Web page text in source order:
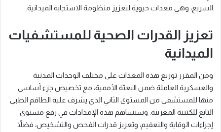
السريع، وهي معدات حيوية لتعزيز منظومة الاستجابة الميدانية.
تعزيز القدرات الصحية للمستشفيات
الميدانية
ومن المقرر توزيع هذه المعدات على مختلف الوحدات المدنية
والعسكرية العاملة ضمن البعثة الأممية، مع تخصيص جزء أساسي
منها للمستشفى من المستوى الثاني الذي يشرف عليه الطاقم الطبي
التابع للكتيبة المغربية. وستساهم هذه الإمدادات في رفع مستوى
إجراءات الوقاية والتعقيم، وتعزيز قدرات الفحص والتشخيص، فضلاً